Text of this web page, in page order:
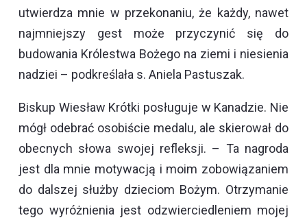
utwierdza mnie w przekonaniu, że każdy, nawet
najmniejszy gest może przyczynić się do
budowania Królestwa Bożego na ziemi i niesienia
nadziei – podkreślała s. Aniela Pastuszak.
Biskup Wiesław Krótki posługuje w Kanadzie. Nie
mógł odebrać osobiście medalu, ale skierował do
obecnych słowa swojej refleksji. – Ta nagroda
jest dla mnie motywacją i moim zobowiązaniem
do dalszej służby dzieciom Bożym. Otrzymanie
tego wyróżnienia jest odzwierciedleniem mojej